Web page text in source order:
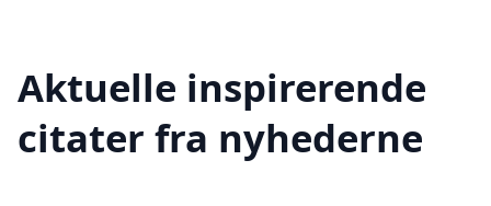
Aktuelle inspirerende
citater fra nyhederne